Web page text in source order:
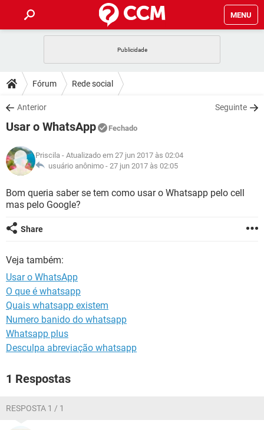
MENU
CELULAR
OUTLOOK
INSTAGRAM
GUIA DE COMPRAS
DICAS
JOGOS
INSTAGRAM GMAIL
GUIA DE COMPRAS
DOWNLOADS
JOGOS
CELULAR
OUTLOOK EXCEL
INSTAGRAM
GUIA DE COMPRAS
JOGOS WHATSAPP
CELULAR
OUTLOOK EXCEL
GLOSSÁRIO
WHATSAPP
CELULAR
OUTLOOK
GUIA DE COMPRAS
Fórum Rede social
Anterior Seguinte
Usar o WhatsApp Fechado
Priscila - Atualizado em 27 jun 2017 às 02:04
usuário anônimo - 27 jun 2017 às 02:05
Bom queria saber se tem como usar o Whatsapp pelo cell
mas pelo Google?
Share
Veja também:
Usar o WhatsApp
O que é whatsapp
Quais whatsapp existem
Numero banido do whatsapp
Whatsapp plus
Desculpa abreviação whatsapp
1 Respostas
RESPOSTA 1 / 1